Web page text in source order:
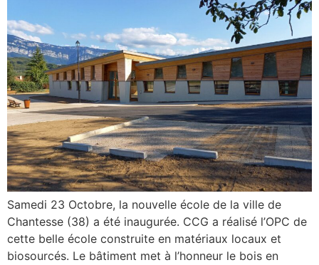
Samedi 23 Octobre, la nouvelle école de la ville de
Chantesse (38) a été inaugurée. CCG a réalisé l’OPC de
cette belle école construite en matériaux locaux et
biosourcés. Le bâtiment met à l’honneur le bois en